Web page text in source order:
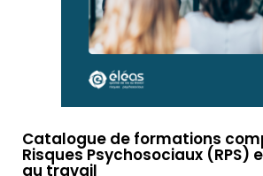
Catalogue de formations
Risques Psychosociaux (RPS)
au travail